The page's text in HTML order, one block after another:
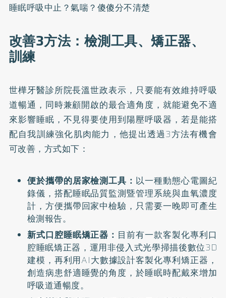
睡眠呼吸中止？氣喘？傻傻分不清楚
改善3方法：檢測工具、矯正器、
訓練
世樺牙醫診所院長溫世政表示，只要能有效維持呼吸
道暢通，同時兼顧開啟的最合適角度，就能避免不適
來影響睡眠，不見得要使用到陽壓呼吸器，若是能搭
配自我訓練強化肌肉能力，他提出透過3方法有機會
可改善，方式如下：
便於攜帶的居家檢測工具： 以一種動態心電圖紀
錄儀，搭配睡眠品質監測暨管理系統與血氧濃度
計，方便攜帶回家中檢驗，只需要一晚即可產生
檢測報告。
新式口腔睡眠矯正器： 目前有一款客製化專利口
腔睡眠矯正器，運用非侵入式光學掃描後數位3D
建模，再利用AI大數據設計客製化專利矯正器，
創造病患舒適睡覺的角度，於睡眠時配戴來增加
呼吸道通暢度。